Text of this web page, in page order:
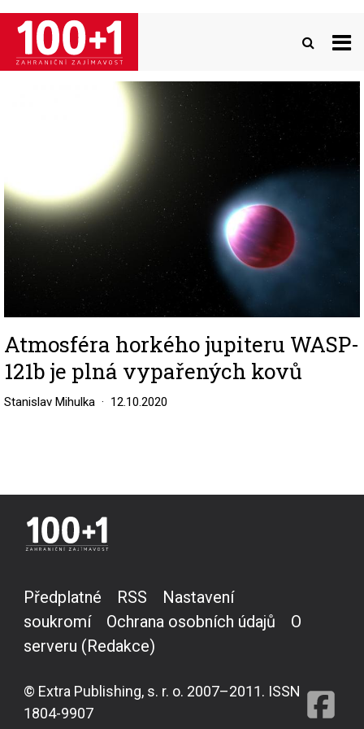
Přejít
hlavnímu
obsahu
Atmosféra horkého jupiteru WASP-
121b je plná vypařených kovů
Stanislav Mihulka 12.10.2020
Předplatné RSS
Nastavení
soukromí
Ochrana osobních údajů
O
serveru (Redakce)
© Extra Publishing, s. r. o. 2007–2011. ISSN
1804-9907